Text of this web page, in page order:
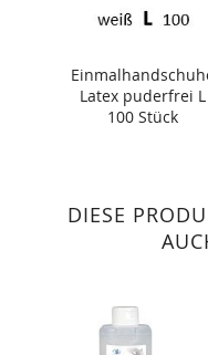
Latex puderfrei L
100 Stück
DIESE